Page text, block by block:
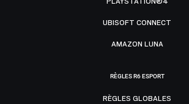
UBISOFT CONNECT
AMAZON LUNA
RÈGLES R6 ESPORT
RÈGLES GLOBALES